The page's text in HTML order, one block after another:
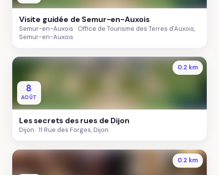
Visite guidée de Semur-en-Auxois
Semur-en-Auxois
Office de Tourisme des Terres d'Auxois,
Semur-en-Auxois
0.2 km
8
AOÛT
Les secrets des rues de Dijon
Dijon 11 Rue des Forges, Dijon
0.2 km